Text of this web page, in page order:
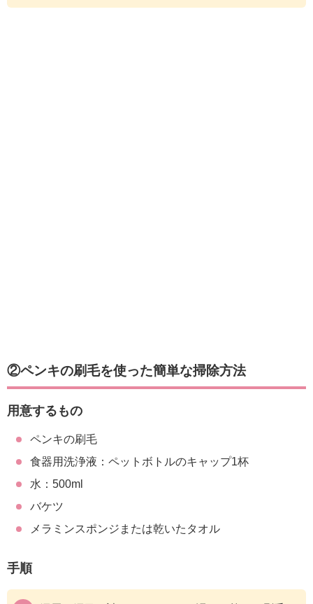
②ペンキの刷毛を使った簡単な掃除方法
用意するもの
ペンキの刷毛
食器用洗浄液：ペットボトルのキャップ1杯
水：500ml
バケツ
メラミンスポンジまたは乾いたタオル
手順